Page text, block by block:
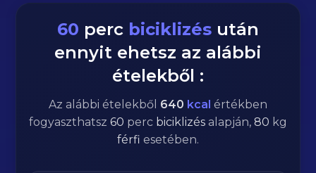
60 perc biciklizés után
ennyit ehetsz az alábbi
ételekből :
Az alábbi ételekből 640 kcal értékben
fogyaszthatsz 60 perc biciklizés alapján, 80 kg
férfi esetében.